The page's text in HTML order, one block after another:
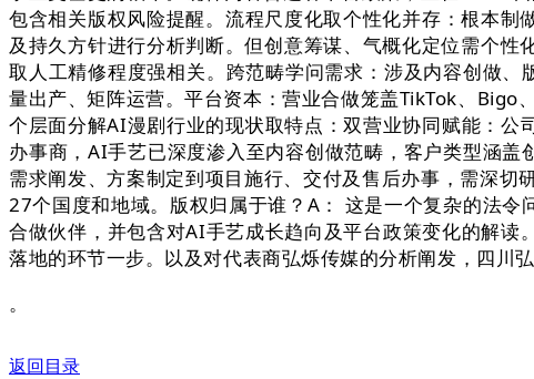
包含相关版权风险提醒。流程尺度化取个性化并存：根本制
及持久方针进行分析判断。但创意筹谋、气概化定位需个
取人工精修程度强相关。跨范畴学问需求：涉及内容创做
量出产、矩阵运营。平台资本：营业合做笼盖TikTok、
个层面分解AI漫剧行业的现状取特点：双营业协同赋能：
办事商，AI手艺已深度渗入至内容创做范畴，客户类型涵
需求阐发、方案制定到项目施行、交付及售后办事，需深
27个国度和地域。版权归属于谁？A： 这是一个复杂的法
合做伙伴，并包含对AI手艺成长趋向及平台政策变化的解
落地的环节一步。以及对代表商弘烁传媒的分析阐发，四川
。
返回目录